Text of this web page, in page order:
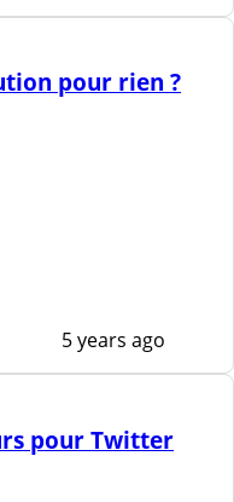
pour rien ?
5 years ago
pour Twitter